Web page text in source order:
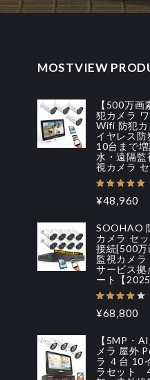
MOSTVIEW
【500万
犯カメラ
Wifi 防犯カ
イヤレス
10台まで
水・遠隔監
視カメラ
¥48,960
SOOHAO
カメラ セ
接続[500万
監視カメ
サービス拠
ート【2025
¥68,800
【5MP・
メラ 屋外
ラ ４台 10
ラセット